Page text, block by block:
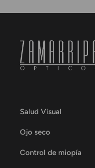
Salud Visual
Ojo seco
Control de miopía